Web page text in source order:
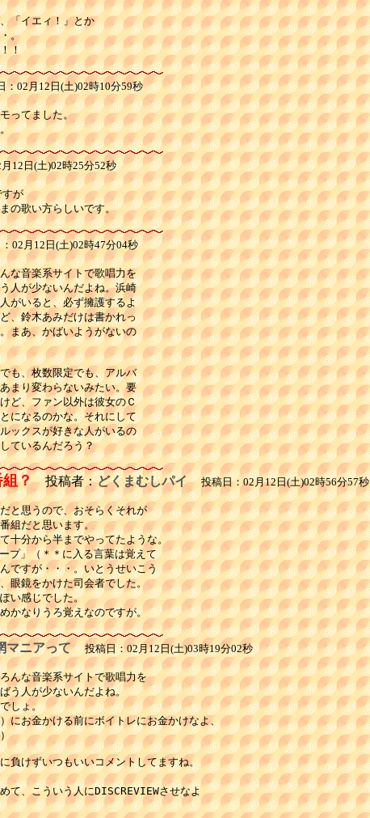
「イエィ！」とか
。
！
02月12日(土)02時10分59秒
ってました。
12日(土)02時25分52秒
すが
の歌い方らしいです。
02月12日(土)02時47分04秒
な音楽系サイトで歌唱力を
人が少ないんだよね。浜崎
がいると、必ず擁護するよ
、鈴木あみだけは書かれっ
まあ、かばいようがないの
も、枚数限定でも、アルバ
まり変わらないみたい。要
ど、ファン以外は彼女のＣ
になるのかな。それにして
ックスが好きな人がいるの
ているんだろう？
組？投稿者：どくまむしパイ 投稿日：02月12日(土)02時56分57秒
と思うので、おそらくそれが
組だと思います。
十分から半までやってたような。
プ」（＊＊に入る言葉は覚えて
ですが・・・。いとうせいこう
眼鏡をかけた司会者でした。
い感じでした。
かなりうろ覚えなのですが。
マニアって 投稿日：02月12日(土)03時19分02秒
んな音楽系サイトで歌唱力を
う人が少ないんだよね。
しょ。
にお金かける前にボイトレにお金かけなよ、
負けずいつもいいコメントしてますね。
て、こういう人にDISCREVIEWさせなよ